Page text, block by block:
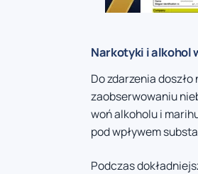
Narkotyki i alkohol
Do zdarzenia
zaobserwowaniu
woń alkoholu i
pod wpływem
Podczas